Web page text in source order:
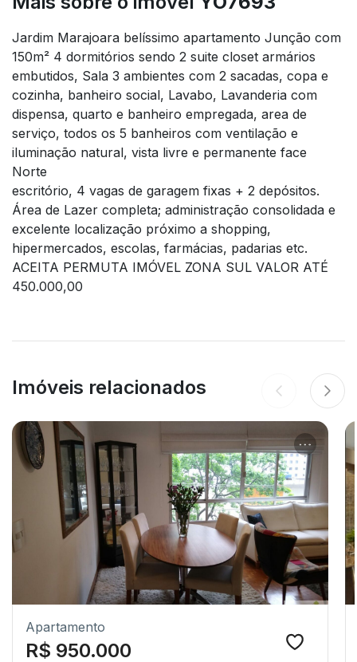
Jardim Marajoara belíssimo apartamento Junção com
150m² 4 dormitórios sendo 2 suite closet armários
embutidos, Sala 3 ambientes com 2 sacadas, copa e
cozinha, banheiro social, Lavabo, Lavanderia com
dispensa, quarto e banheiro empregada, area de
serviço, todos os 5 banheiros com ventilação e
iluminação natural, vista livre e permanente face
Norte
escritório, 4 vagas de garagem fixas + 2 depósitos.
Área de Lazer completa; administração consolidada e
excelente localização próximo a shopping,
hipermercados, escolas, farmácias, padarias etc.
ACEITA PERMUTA IMÓVEL ZONA SUL VALOR ATÉ
450.000,00
Imóveis relacionados
Apartamento
R$ 950.000